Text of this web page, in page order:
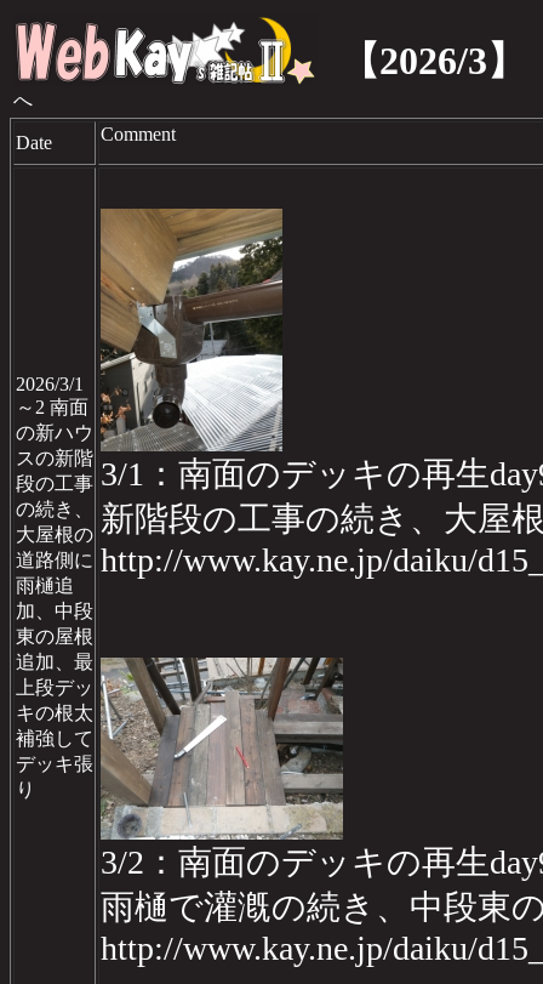
【2026/3】
へ
Date Comment
2026/3/1
～2 南面
の新ハウ
スの新階
段の工事
の続き、
大屋根の
道路側に
雨樋追
加、中段
東の屋根
追加、最
上段デッ
キの根太
補強して
デッキ張
り
3/1：南面のデッキの再生
新階段の工事の続き、大屋
http://www.kay.ne.jp/daiku/
3/2：南面のデッキの再生
雨樋で灌漑の続き、中段東
http://www.kay.ne.jp/daiku/